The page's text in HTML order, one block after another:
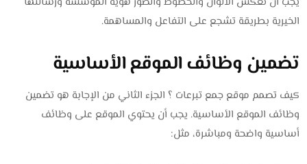
الخيرية بطريقة تشجع على التفاعل والمساهمة.
تضمين وظائف الموقع الأساسية
كيف تصمم موقع جمع تبرعات ؟ الجزء الثاني من الإجابة هو تضمين
وظائف الموقع الأساسية. يجب أن يحتوي الموقع على وظائف
أساسية واضحة ومباشرة، مثل: